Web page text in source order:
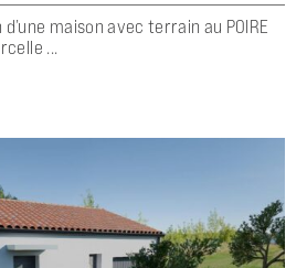
maison avec terrain au POIRE
...